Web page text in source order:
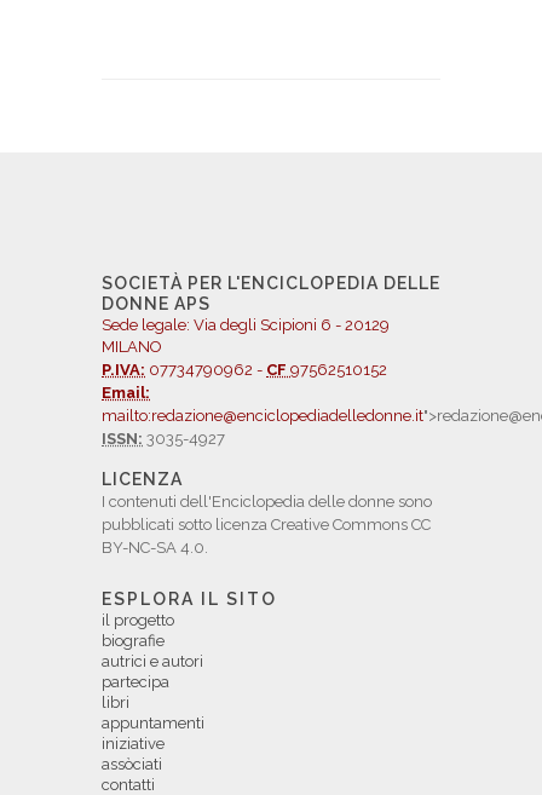
SOCIETÀ PER L'ENCICLOPEDIA DELLE
DONNE APS
Sede legale: Via degli Scipioni 6 - 20129
MILANO
P.IVA: 07734790962 - CF 97562510152
Email:
mailto:redazione@enciclopediadelledonne.it
ISSN: 3035-4927
LICENZA
I contenuti dell'Enciclopedia delle donne sono
pubblicati sotto licenza Creative Commons CC
BY-NC-SA 4.0.
ESPLORA IL SITO
il progetto
biografie
autrici e autori
partecipa
libri
appuntamenti
iniziative
assòciati
contatti